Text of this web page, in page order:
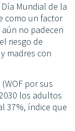
Mundial de la
como un factor
no padecen
riesgo de
madres con
por sus
los adultos
37%, índice que